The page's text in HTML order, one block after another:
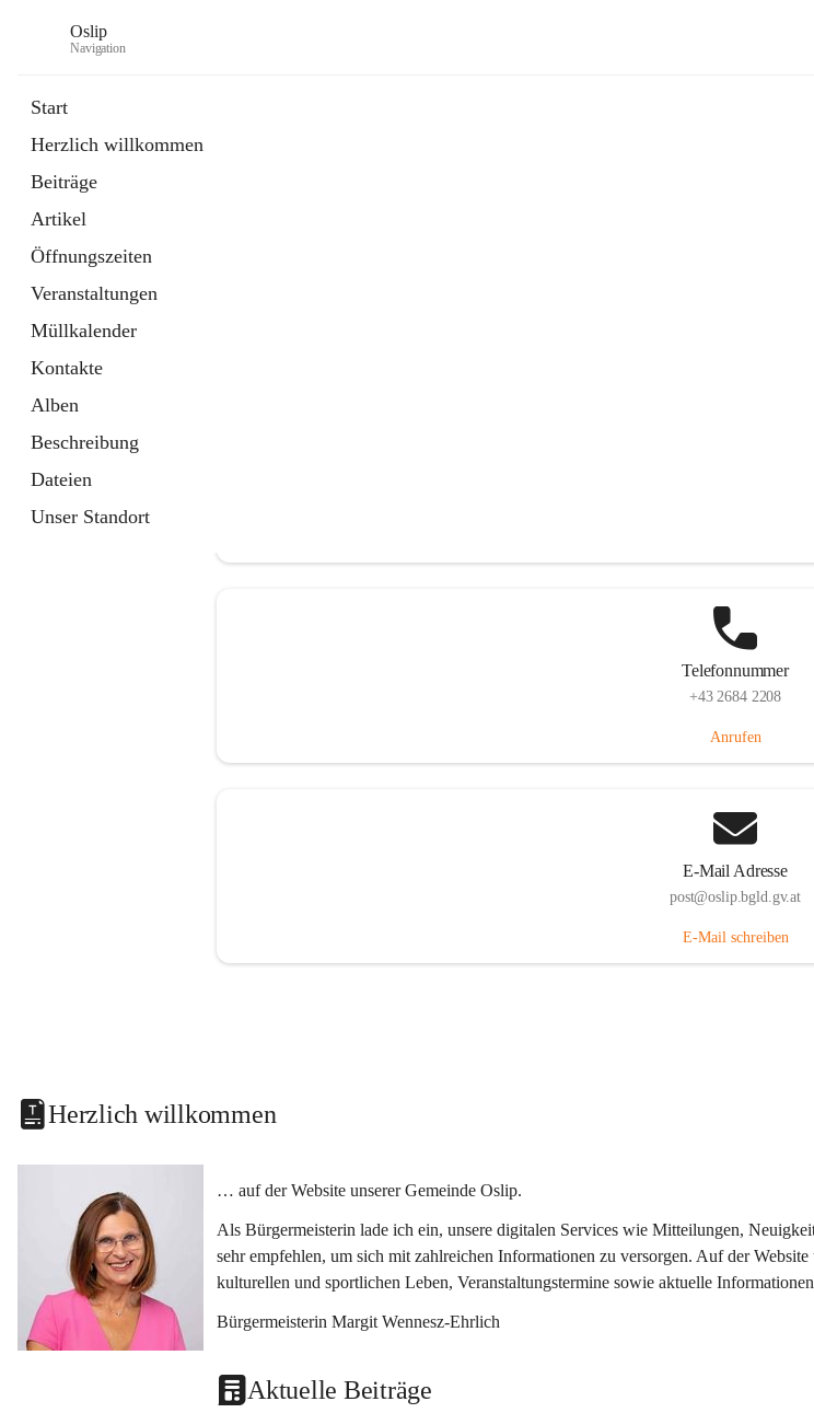
Oslip
Navigation
Start
Herzlich willkommen
Beiträge
Artikel
Öffnungszeiten
Veranstaltungen
Müllkalender
Kontakte
Alben
Beschreibung
Dateien
Unser Standort
Telefonnummer
+43 2684 2208
Anrufen
E-Mail Adresse
post@oslip.bgld.gv.at
E-Mail schreiben
Herzlich willkommen
… auf der Website unserer Gemeinde Oslip.
Als Bürgermeisterin lade ich ein, unsere digitalen Services wie Mitteilungen,
sehr empfehlen, um sich mit zahlreichen Informationen zu versorgen. Auf der
kulturellen und sportlichen Leben, Veranstaltungstermine sowie aktuelle
Bürgermeisterin Margit Wennesz-Ehrlich
Aktuelle Beiträge